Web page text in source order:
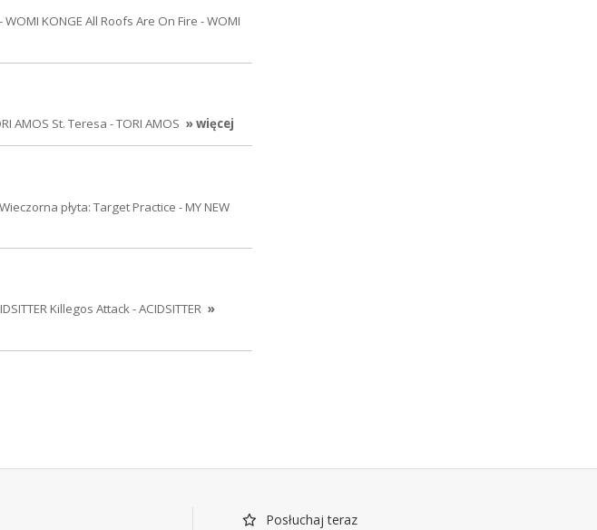
WOMI KONGE All Roofs Are On Fire - WOMI
AMOS St. Teresa - TORI AMOS » więcej
płyta: Target Practice - MY NEW
Killegos Attack - ACIDSITTER »
Posłuchaj teraz